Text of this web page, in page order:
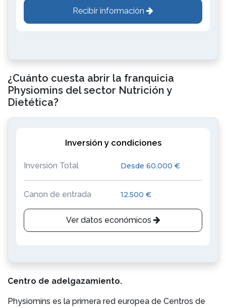
Recibir información
¿Cuánto cuesta abrir la franquicia
Physiomins del sector Nutrición y
Dietética?
Inversión y condiciones
Inversión Total Desde 60.000 €
Canon de entrada 12.500 €
Ver datos económicos
Centro de adelgazamiento.
Physiomins es la primera red europea de Centros de